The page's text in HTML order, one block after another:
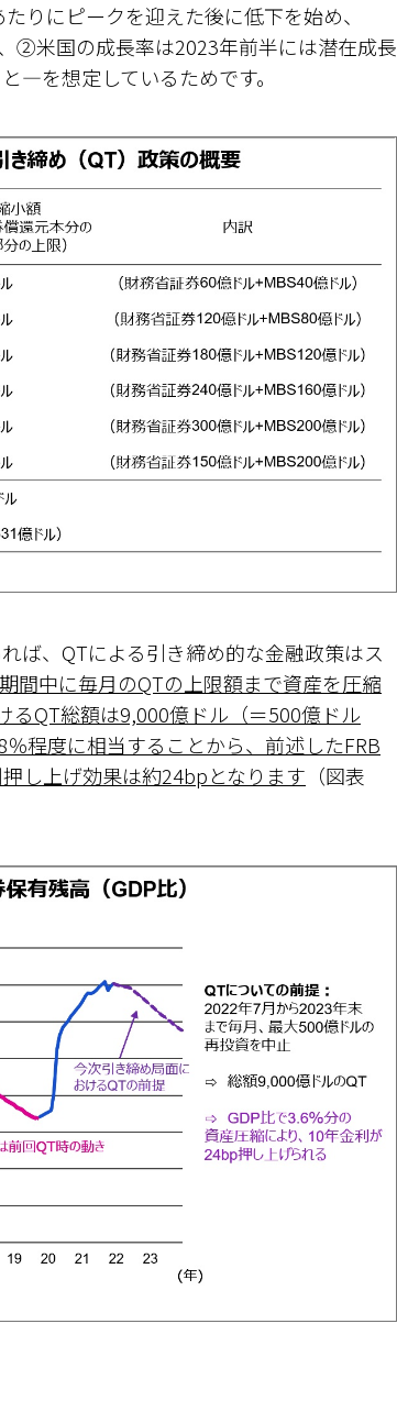
りにピークを迎えた後に低下を始め、
➁米国の成長率は2023年前半には潜在成長
―を想定しているためです。
ば、QTによる引き締め的な金融政策はス
間中に毎月のQTの上限額まで資産を圧縮
るQT総額は9,000億ドル（＝500億ドル
程度に相当することから、前述したFRB
し上げ効果は約24bpとなります （図表